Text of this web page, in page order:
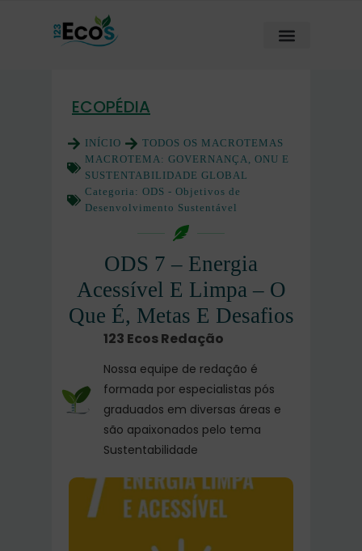
ECOPÉDIA
INÍCIO
TODOS OS MACROTEMAS
MACROTEMA: GOVERNANÇA, ONU E
SUSTENTABILIDADE GLOBAL
Categoria: ODS - Objetivos de
Desenvolvimento Sustentável
ODS 7 – Energia
Acessível E Limpa – O
Que É, Metas E Desafios
123 Ecos Redação
Nossa equipe de redação é
formada por especialistas pós
graduados em diversas áreas e
são apaixonados pelo tema
Sustentabilidade